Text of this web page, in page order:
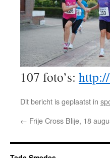
107 foto’s:
Dit bericht is geplaatst in
← Frije Cross Blije, 18